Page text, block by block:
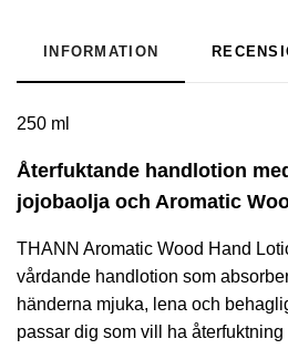
INFORMATION
250 ml
Återfuktande handlotion
jojobaolja och Aromatic
THANN Aromatic Wood Hand
vårdande handlotion som
händerna mjuka, lena och
passar dig som vill ha